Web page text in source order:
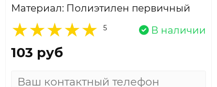
Материал: Полиэтилен первичный
5 В наличии
103 руб